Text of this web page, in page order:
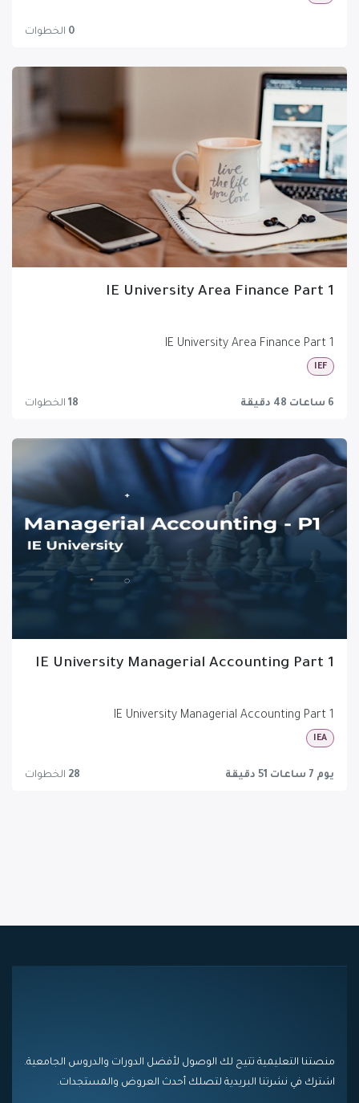
0 الخطوات
IE University Area Finance Part 1
IE University Area Finance Part 1
IEF
6 ساعات 48 دقيقة 18 الخطوات
IE University Managerial Accounting Part 1
IE University Managerial Accounting Part 1
IEA
يوم 7 ساعات 51 دقيقة 28 الخطوات
منصتنا التعليمية تتيح لك الوصول لأفضل الدورات والدروس الجامعية.
اشترك في نشرتنا البريدية لتصلك أحدث العروض والمستجدات.